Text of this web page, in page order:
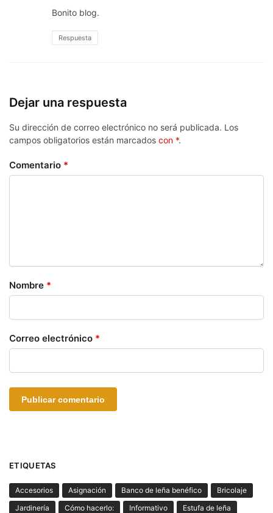
Bonito blog.
Respuesta
Dejar una respuesta
Su dirección de correo electrónico no será publicada. Los
campos obligatorios están marcados con *.
Comentario *
Nombre *
Correo electrónico *
ETIQUETAS
Accesorios Asignación Banco de leña benéfico
Bricolaje
Jardinería
Cómo hacerlo: Informativo
Estufa de leña